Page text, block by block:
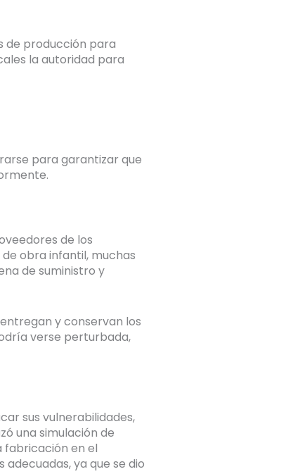
de producción para
la autoridad para
para garantizar que
de los
obra infantil, muchas
de suministro y
y conservan los
verse perturbada,
sus vulnerabilidades,
una simulación de
fabricación en el
ya que se dio